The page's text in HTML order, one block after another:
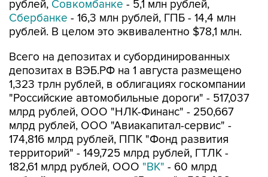
рублей, Совкомбанке - 5,1 млн рублей,
Сбербанке - 16,3 млн рублей, ГПБ - 14,4 млн
рублей. В целом это эквивалентно $78,1 млн.
Всего на депозитах и субординированных
депозитах в ВЭБ.РФ на 1 августа размещено
1,323 трлн рублей, в облигациях госкомпании
"Российские автомобильные дороги" - 517,037
млрд рублей, ООО "НЛК-Финанс" - 250,667
млрд рублей, ООО "Авиакапитал-сервис" -
174,816 млрд рублей, ППК "Фонд развития
территорий" - 149,725 млрд рублей, ГТЛК -
182,61 млрд рублей, ООО "ВК" - 60 млрд